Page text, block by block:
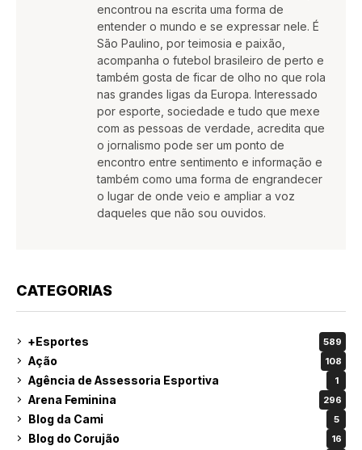
encontrou na escrita uma forma de
entender o mundo e se expressar nele. É
São Paulino, por teimosia e paixão,
acompanha o futebol brasileiro de perto e
também gosta de ficar de olho no que rola
nas grandes ligas da Europa. Interessado
por esporte, sociedade e tudo que mexe
com as pessoas de verdade, acredita que
o jornalismo pode ser um ponto de
encontro entre sentimento e informação e
também como uma forma de engrandecer
o lugar de onde veio e ampliar a voz
daqueles que não sou ouvidos.
CATEGORIAS
+Esportes 589
Ação 108
Agência de Assessoria Esportiva 1
Arena Feminina 296
Blog da Cami 5
Blog do Corujão 16